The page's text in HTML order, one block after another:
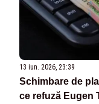
13 iun. 2026, 23:39
Schimbare de
ce refuză Eugen